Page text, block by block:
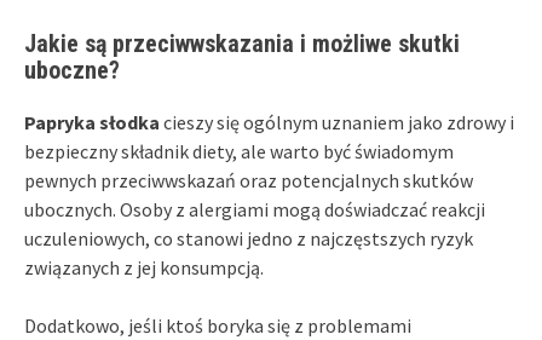
Jakie są przeciwwskazania i możliwe skutki
uboczne?
Papryka słodka cieszy się ogólnym uznaniem jako zdrowy i
bezpieczny składnik diety, ale warto być świadomym
pewnych przeciwwskazań oraz potencjalnych skutków
ubocznych. Osoby z alergiami mogą doświadczać reakcji
uczuleniowych, co stanowi jedno z najczęstszych ryzyk
związanych z jej konsumpcją.
Dodatkowo, jeśli ktoś boryka się z problemami